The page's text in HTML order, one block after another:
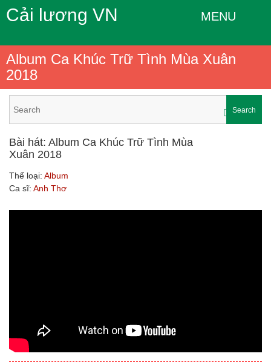
Cải lương VN MENU
Album Ca Khúc Trữ Tình Mùa Xuân
2018
Search
Bài hát: Album Ca Khúc Trữ Tình Mùa
Xuân 2018
Thể loại: Album
Ca sĩ: Anh Thơ